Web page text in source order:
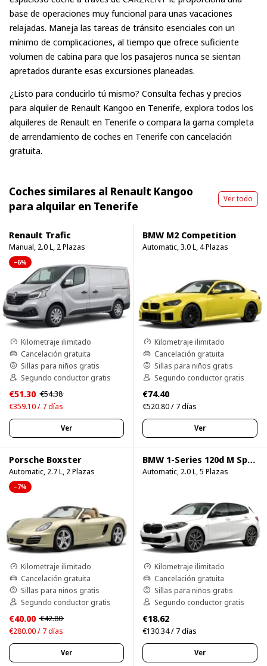
base de operaciones muy funcional para unas vacaciones
relajadas. Maneja las tareas de tránsito esenciales con un
mínimo de complicaciones, al tiempo que ofrece suficiente
volumen de cabina para que los pasajeros nunca se sientan
apretados durante esas excursiones planeadas.
¿Listo para conducirlo tú mismo? Consulta fechas y precios
para alquiler de Renault Kangoo en Tenerife, explora todos los
alquileres de Renault en Tenerife o compara la gama completa
de arrendamiento de coches en Tenerife con cancelación
gratuita.
Coches similares al Renault Kangoo
para alquilar en Tenerife
Ver todo
Renault Trafic
Manual, 2.0 L, 2 Plazas
–6%
Kilometraje ilimitado
Cancelación gratuita
Sillas para niños gratis
Segundo conductor gratis
€51.30 €54.38
€359.10 / 7 días
Ver
BMW M2 Competition
Automatic, 3.0 L, 4 Plazas
Kilometraje ilimitado
Cancelación gratuita
Sillas para niños gratis
Segundo conductor gratis
€74.40
€520.80 / 7 días
Ver
Porsche Boxster
Automatic, 2.7 L, 2 Plazas
–7%
Kilometraje ilimitado
Cancelación gratuita
Sillas para niños gratis
Segundo conductor gratis
€40.00 €42.80
€280.00 / 7 días
Ver
BMW 1-Series 120d M Sport Pro
Automatic, 2.0 L, 5 Plazas
Kilometraje ilimitado
Cancelación gratuita
Sillas para niños gratis
Segundo conductor gratis
€18.62
€130.34 / 7 días
Ver